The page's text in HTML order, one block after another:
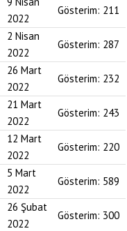
2022
Gösterim: 211
2 Nisan
2022
Gösterim: 287
26 Mart
2022
Gösterim: 232
21 Mart
2022
Gösterim: 243
12 Mart
2022
Gösterim: 220
5 Mart
2022
Gösterim: 589
26 Şubat
2022
Gösterim: 300